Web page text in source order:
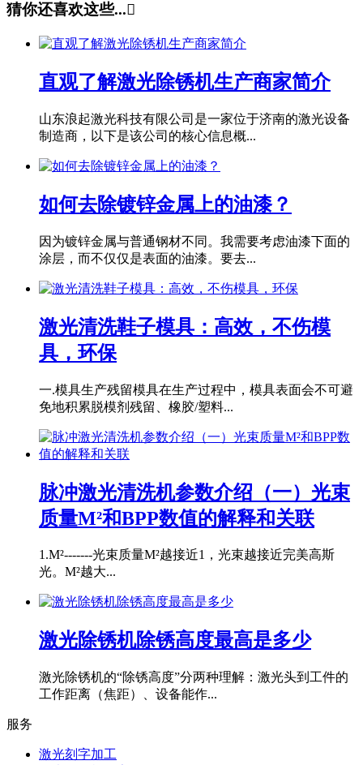
猜你还喜欢这些...
直观了解激光除锈机生产商家简介
山东浪起激光科技有限公司是一家位于济南的激光设备
制造商，以下是该公司的核心信息概...
如何去除镀锌金属上的油漆？
因为镀锌金属与普通钢材不同。我需要考虑油漆下面的
涂层，而不仅仅是表面的油漆。要去...
激光清洗鞋子模具：高效，不伤模
具，环保
一.模具生产残留模具在生产过程中，模具表面会不可避
免地积累脱模剂残留、橡胶/塑料...
脉冲激光清洗机参数介绍（一）光束
质量M²和BPP数值的解释和关联
1.M²-------光束质量M²越接近1，光束越接近完美高斯
光。M²越大...
激光除锈机除锈高度最高是多少
激光除锈机的“除锈高度”分两种理解：激光头到工件的
工作距离（焦距）、设备能作...
服务
激光刻字加工